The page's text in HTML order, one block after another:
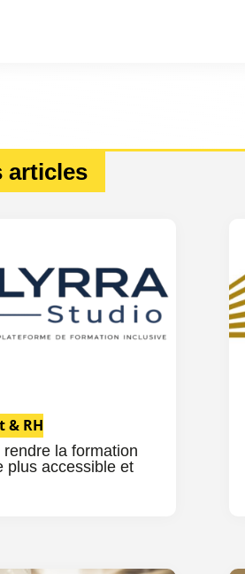
articles
rendre la formation
plus accessible et
& RH